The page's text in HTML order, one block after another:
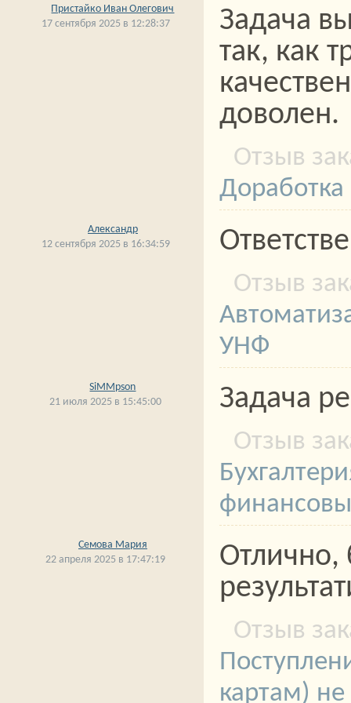
Задача
так, как
доволен.
Пристайко Иван Олегович
17 сентября 2025 в 12:28:37
УНФ
Александр
12 сентября 2025 в 16:34:59
Задача
SiMMpson
21 июля 2025 в 15:45:00
Отлично,
картам)
Семова Мария
22 апреля 2025 в 17:47:19